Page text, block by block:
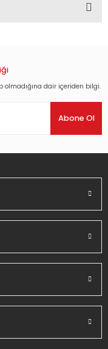
olmadığına dair içeriden bilgi.
Abone Ol